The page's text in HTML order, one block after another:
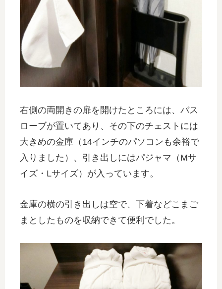
右側の両開きの扉を開けたところには、バス
ローブが置いてあり、その下のチェストには
大きめの金庫（14インチのパソコンも余裕で
入りました）、引き出しにはパジャマ（Mサ
イズ・Lサイズ）が入っています。
金庫の横の引き出しは空で、下着などこまご
まとしたものを収納できて便利でした。